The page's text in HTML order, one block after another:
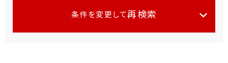
条件を変更して 再検索